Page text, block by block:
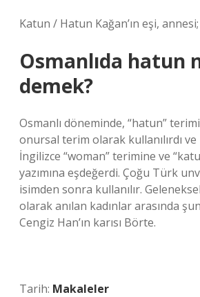
Katun / Hatun Kağan’ın eşi,
Osmanlıda hatun
demek?
Osmanlı döneminde, “hatun”
onursal terim olarak kullanılırdı
İngilizce “woman” terimine ve
yazımına eşdeğerdi. Çoğu Türk
isimden sonra kullanılır.
olarak anılan kadınlar arasında
Cengiz Han’ın karısı Börte.
Tarih: Makaleler